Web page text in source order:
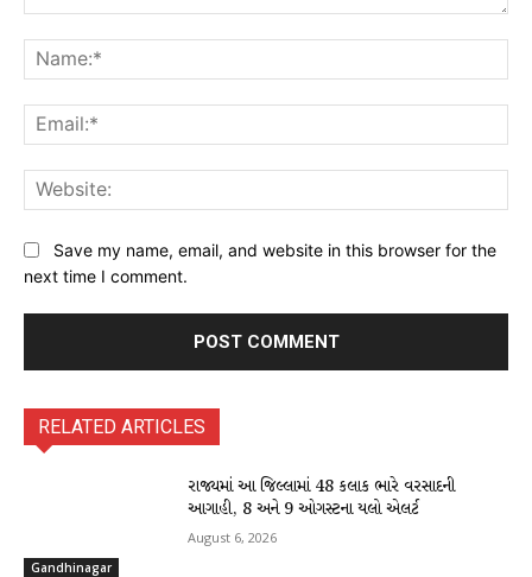
Save my name, email, and website in this browser for the
next time I comment.
RELATED ARTICLES
Gandhinagar
રાજ્યમાં આ જિલ્લામાં 48 કલાક ભારે વરસાદની
આગાહી, 8 અને 9 ઓગસ્ટના યલો એલર્ટ
August 6, 2026